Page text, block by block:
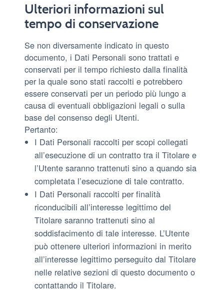
Ulteriori informazioni sul
tempo di conservazione
Se non diversamente indicato in questo
documento, i Dati Personali sono trattati e
conservati per il tempo richiesto dalla finalità
per la quale sono stati raccolti e potrebbero
essere conservati per un periodo più lungo a
causa di eventuali obbligazioni legali o sulla
base del consenso degli Utenti.
Pertanto:
I Dati Personali raccolti per scopi collegati
all’esecuzione di un contratto tra il Titolare e
l’Utente saranno trattenuti sino a quando sia
completata l’esecuzione di tale contratto.
I Dati Personali raccolti per finalità
riconducibili all’interesse legittimo del
Titolare saranno trattenuti sino al
soddisfacimento di tale interesse. L’Utente
può ottenere ulteriori informazioni in merito
all’interesse legittimo perseguito dal Titolare
nelle relative sezioni di questo documento o
contattando il Titolare.